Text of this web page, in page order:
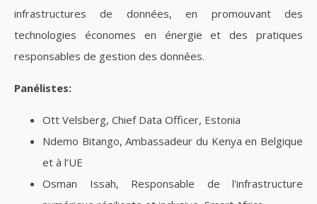
infrastructures de données, en promouvant des
technologies économes en énergie et des pratiques
responsables de gestion des données.
Panélistes:
Ott Velsberg, Chief Data Officer, Estonia
Ndemo Bitango, Ambassadeur du Kenya en Belgique
et à l’UE
Osman Issah, Responsable de l'infrastructure